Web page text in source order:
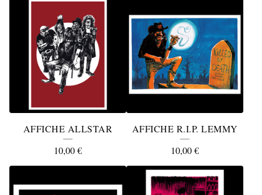
AFFICHE ALLSTAR
10,00€
AFFICHE R.I.P. LEMMY
10,00€